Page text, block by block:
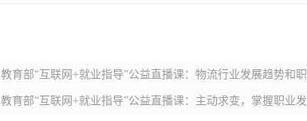
教育部“互联网+就业指导”公益直播课：物流行业发展趋势和
教育部“互联网+就业指导”公益直播课：主动求变，掌握职业